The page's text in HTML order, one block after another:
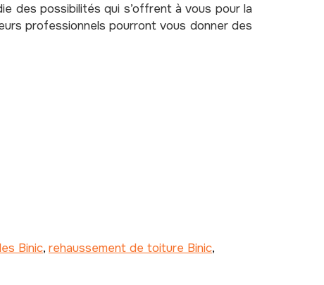
des possibilités qui s’offrent à vous pour la
professionnels pourront vous donner des
Binic, rehaussement de toiture Binic,